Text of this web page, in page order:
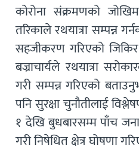
कोरोना संक्रमणको
तरिकाले रथयात्रा सम्पन्न
सहजीकरण गरिएको जिकिर
बज्राचार्यले रथयात्रा
गरी सम्पन्न गरिएको
पनि सुरक्षा चुनौतीलाई
१ देखि बुधबारसम्म पाँच
गरी निषेधित क्षेत्र घोषणा